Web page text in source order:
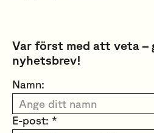
Var först med att veta –
nyhetsbrev!
Namn:
E-post: *